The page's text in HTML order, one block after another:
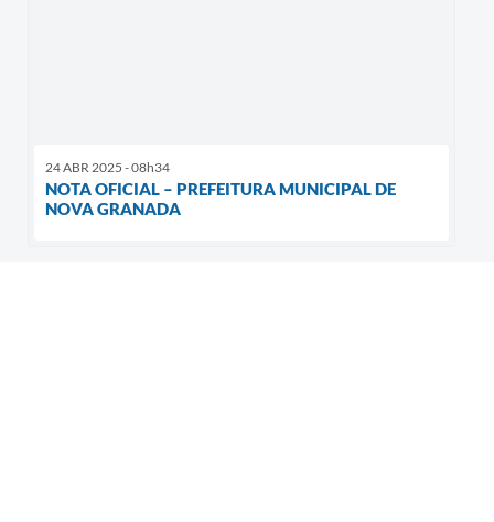
24 ABR 2025 - 08h34
NOTA OFICIAL – PREFEITURA MUNICIPAL DE
NOVA GRANADA